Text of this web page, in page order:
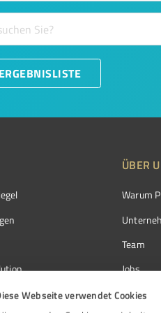
Webseite verwendet Cookies
ÜBER
Warum
Team
Jobs